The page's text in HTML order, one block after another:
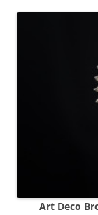
Art Deco